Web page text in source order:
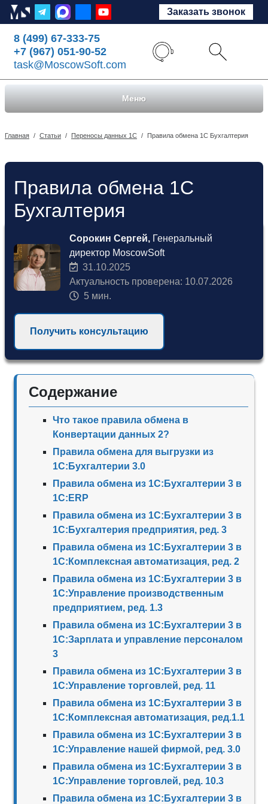
Заказать звонок
8 (499) 67-333-75
+7 (967) 051-90-52
task@MoscowSoft.com
Меню
Главная / Статьи / Переносы данных 1С / Правила обмена 1С Бухгалтерия
Правила обмена 1С
Бухгалтерия
Сорокин Сергей, Генеральный
директор MoscowSoft
31.10.2025
Актуальность проверена: 10.07.2026
5 мин.
Получить консультацию
Содержание
Что такое правила обмена в
Конвертации данных 2?
Правила обмена для выгрузки из
1С:Бухгалтерии 3.0
Правила обмена из 1С:Бухгалтерии 3 в
1С:ERP
Правила обмена из 1С:Бухгалтерии 3 в
1С:Бухгалтерия предприятия, ред. 3
Правила обмена из 1С:Бухгалтерии 3 в
1С:Комплексная автоматизация, ред. 2
Правила обмена из 1С:Бухгалтерии 3 в
1С:Управление производственным
предприятием, ред. 1.3
Правила обмена из 1С:Бухгалтерии 3 в
1С:Зарплата и управление персоналом
3
Правила обмена из 1С:Бухгалтерии 3 в
1С:Управление торговлей, ред. 11
Правила обмена из 1С:Бухгалтерии 3 в
1С:Комплексная автоматизация, ред.1.1
Правила обмена из 1С:Бухгалтерии 3 в
1С:Управление нашей фирмой, ред. 3.0
Правила обмена из 1С:Бухгалтерии 3 в
1С:Управление торговлей, ред. 10.3
Правила обмена из 1С:Бухгалтерии 3 в